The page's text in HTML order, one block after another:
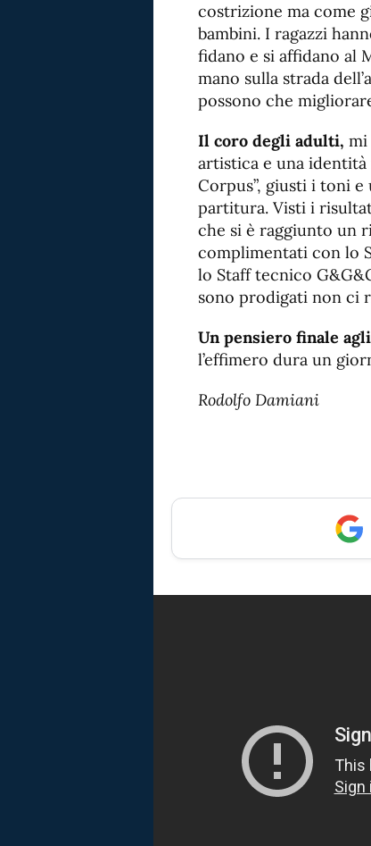
costrizione ma come
bambini. I ragazzi
fidano e si affidano al
mano sulla strada
possono che
Il coro degli adulti, mi
artistica e una identità
Corpus”, giusti i toni
partitura. Visti i
che si è raggiunto un
complimentati con lo
lo Staff tecnico
sono prodigati non ci
Un pensiero finale
l’effimero dura un
Rodolfo Damiani